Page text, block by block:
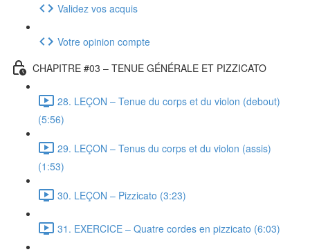
Validez vos acquis
Votre opinion compte
CHAPITRE #03 – TENUE GÉNÉRALE ET PIZZICATO
28. LEÇON – Tenue du corps et du violon (debout)
(5:56)
29. LEÇON – Tenus du corps et du violon (assis)
(1:53)
30. LEÇON – Pizzicato (3:23)
31. EXERCICE – Quatre cordes en pizzicato (6:03)